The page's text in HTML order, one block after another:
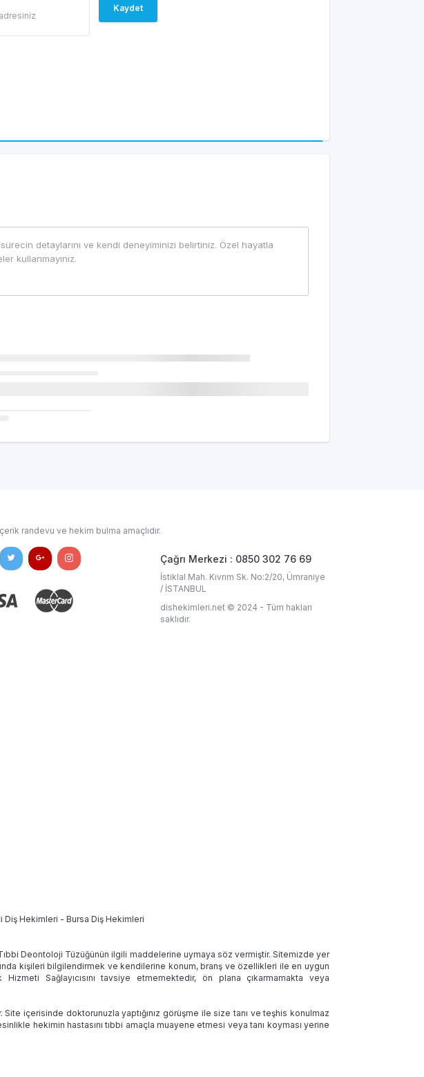
Kaydet
randevu ve hekim bulma amaçlıdır.
Çağrı Merkezi : 0850 302 76 69
İstiklal Mah. Kıvrım Sk. No:2/20, Ümraniye
/ İSTANBUL
dishekimleri.net © 2024 - Tüm hakları
saklıdır.
Diş Hekimleri - Bursa Diş Hekimleri
Tıbbi Deontoloji Tüzüğünün ilgili maddelerine uymaya söz vermiştir. Sitemizde yer
kişileri bilgilendirmek ve kendilerine konum, branş ve özellikleri ile en uygun
Sağlayıcısını tavsiye etmemektedir, ön plana çıkarmamakta veya
içerisinde doktorunuzla yaptığınız görüşme ile size tanı ve teşhis konulmaz
hekimin hastasını tıbbi amaçla muayene etmesi veya tanı koyması yerine